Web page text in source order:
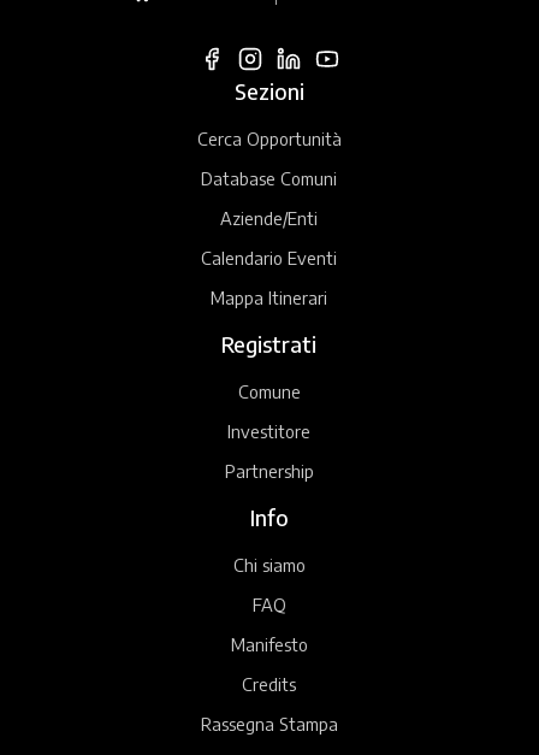
Sezioni
Cerca Opportunità
Database Comuni
Aziende/Enti
Calendario Eventi
Mappa Itinerari
Registrati
Comune
Investitore
Partnership
Info
Chi siamo
FAQ
Manifesto
Credits
Rassegna Stampa